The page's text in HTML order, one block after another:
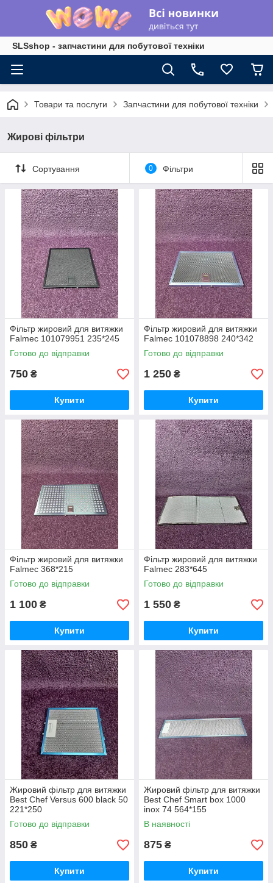
SLSshop - запчастини для побутової техніки
Товари та послуги Запчастини для побутової техніки
Жирові фільтри
Сортування 0 Фільтри
Фільтр жировий для витяжки
Falmec 101079951 235*245
Готово до відправки
750 ₴
Купити
Фільтр жировий для витяжки
Falmec 101078898 240*342
Готово до відправки
1 250 ₴
Купити
Фільтр жировий для витяжки
Falmec 368*215
Готово до відправки
1 100 ₴
Купити
Фільтр жировий для витяжки
Falmec 283*645
Готово до відправки
1 550 ₴
Купити
Жировий фільтр для витяжки
Best Chef Versus 600 black 50
221*250
Готово до відправки
850 ₴
Купити
Жировий фільтр для витяжки
Best Chef Smart box 1000
inox 74 564*155
В наявності
875 ₴
Купити